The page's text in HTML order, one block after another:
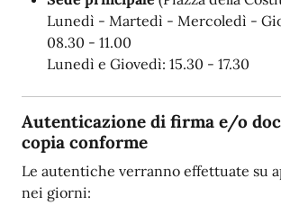
Lunedì - Martedì - Mercoledì -
08.30 - 11.00
Lunedì e Giovedì: 15.30 - 17.30
Autenticazione di firma e/o
copia conforme
Le autentiche verranno effettuate su
nei giorni: